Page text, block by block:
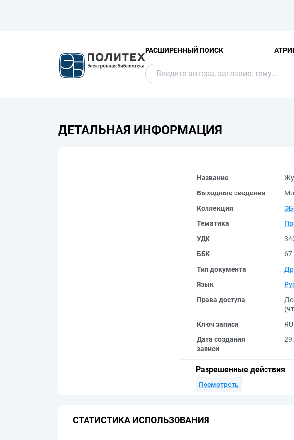
РАСШИРЕННЫЙ ПОИСК
ДЕТАЛЬНАЯ ИНФОРМАЦИЯ
Название
Выходные сведения
Коллекция
Тематика
УДК
ББК
67
Тип документа
Язык
Права доступа
Ключ записи
Дата создания
записи
Разрешенные действия
Посмотреть
СТАТИСТИКА ИСПОЛЬЗОВАНИЯ